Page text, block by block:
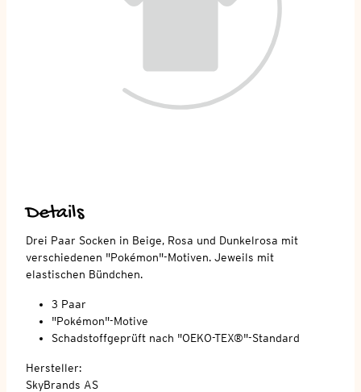
Details
Drei Paar Socken in Beige, Rosa und Dunkelrosa mit
verschiedenen "Pokémon"-Motiven. Jeweils mit
elastischen Bündchen.
3 Paar
"Pokémon"-Motive
Schadstoffgeprüft nach "OEKO-TEX®"-Standard
Hersteller:
SkyBrands AS